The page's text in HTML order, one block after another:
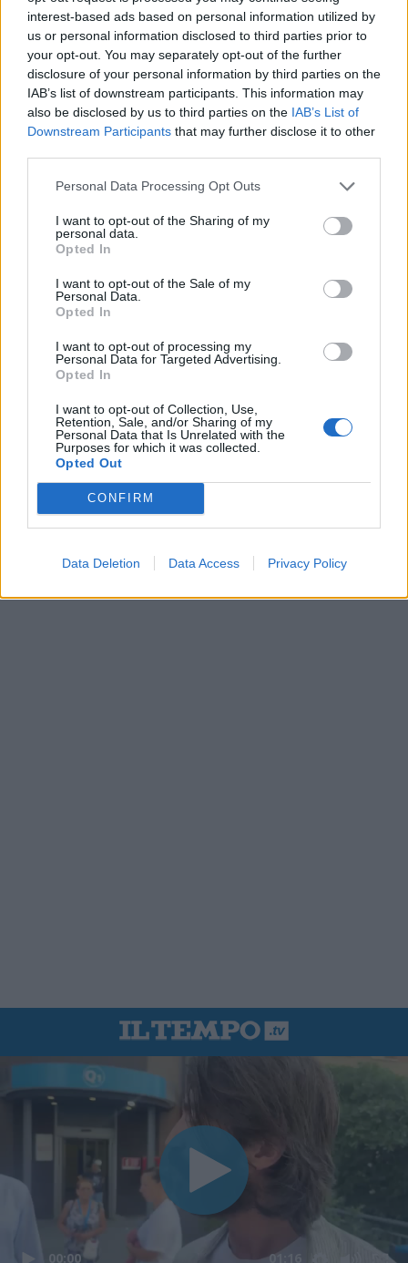
interest-based ads based on personal information utilized by
us or personal information disclosed to third parties prior to
your opt-out. You may separately opt-out of the further
disclosure of your personal information by third parties on the
IAB’s list of downstream participants. This information may
also be disclosed by us to third parties on the IAB’s List of
Downstream Participants that may further disclose it to other
Personal Data Processing Opt Outs
I want to opt-out of the Sharing of my
personal data.
Opted In
I want to opt-out of the Sale of my
Personal Data.
Opted In
I want to opt-out of processing my
Personal Data for Targeted Advertising.
Opted In
I want to opt-out of Collection, Use,
Retention, Sale, and/or Sharing of my
Personal Data that Is Unrelated with the
Purposes for which it was collected.
Opted Out
CONFIRM
Data Deletion Data Access Privacy Policy